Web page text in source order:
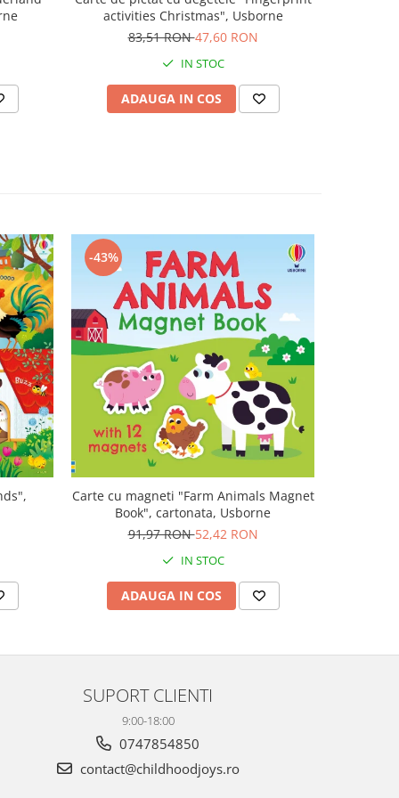
activities Christmas", Usborne
83,51 RON47,60 RON
IN STOC
ADAUGA IN COS
-43%
Carte cu magneti "Farm Animals Magnet
Book", cartonata, Usborne
91,97 RON52,42 RON
IN STOC
ADAUGA IN COS
SUPORT CLIENTI
9:00-18:00
0747854850
contact@childhoodjoys.ro